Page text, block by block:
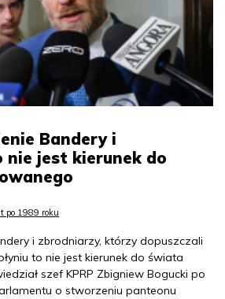
Bandery i
nie jest kierunek do
po 1989 roku
i zbrodniarzy, którzy dopuszczali
to nie jest kierunek do świata
szef KPRP Zbigniew Bogucki po
o stworzeniu panteonu